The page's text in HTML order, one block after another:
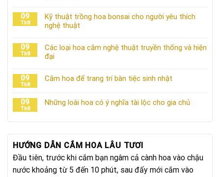
09
Th8
Kỹ thuật trồng hoa bonsai cho người yêu thích
nghệ thuật
09
Th8
Các loại hoa cắm nghệ thuật truyền thống và hiện
đại
09
Th8
Cắm hoa để trang trí bàn tiệc sinh nhật
09
Th8
Những loài hoa có ý nghĩa tài lộc cho gia chủ
HƯỚNG DẪN CẮM HOA LÂU TƯƠI
Đầu tiên, trước khi cắm bạn ngâm cả cành hoa vào chậu
nước khoảng từ 5 đến 10 phút, sau đấy mới cắm vào